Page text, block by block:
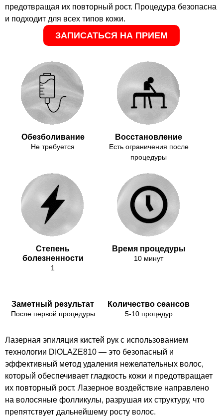
предотвращая их повторный рост. Процедура безопасна
и подходит для всех типов кожи.
ЗАПИСАТЬСЯ НА ПРИЕМ
Обезболивание
Не требуется
Восстановление
Есть ограничения после
процедуры
Степень
болезненности
1
Время процедуры
10 минут
Заметный результат
После первой процедуры
Количество сеансов
5-10 процедур
Лазерная эпиляция кистей рук с использованием
технологии DIOLAZE810 — это безопасный и
эффективный метод удаления нежелательных волос,
который обеспечивает гладкость кожи и предотвращает
их повторный рост. Лазерное воздействие направлено
на волосяные фолликулы, разрушая их структуру, что
препятствует дальнейшему росту волос.